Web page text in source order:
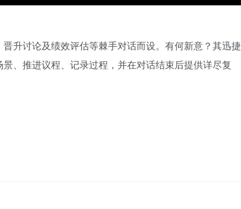
升讨论及绩效评估等棘手对话而设。有何新意？其迅捷
、推进议程、记录过程，并在对话结束后提供详尽复